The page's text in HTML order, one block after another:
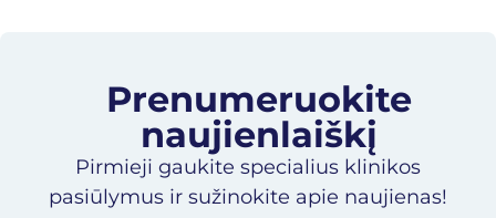
Prenumeruokite
naujienlaiškį​
Pirmieji gaukite specialius klinikos
pasiūlymus ir sužinokite apie naujienas!